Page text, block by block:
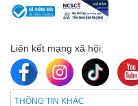
Liên kết mạng xã hội:
THÔNG TIN KHÁC